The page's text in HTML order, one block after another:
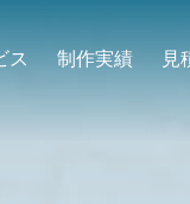
ス 制作実績 見